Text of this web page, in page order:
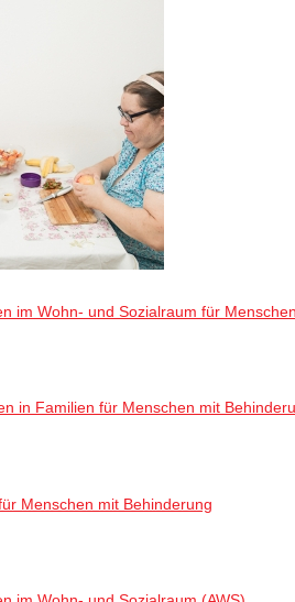
im Wohn- und Sozialraum für
in Familien für Menschen mit
Menschen mit Behinderung